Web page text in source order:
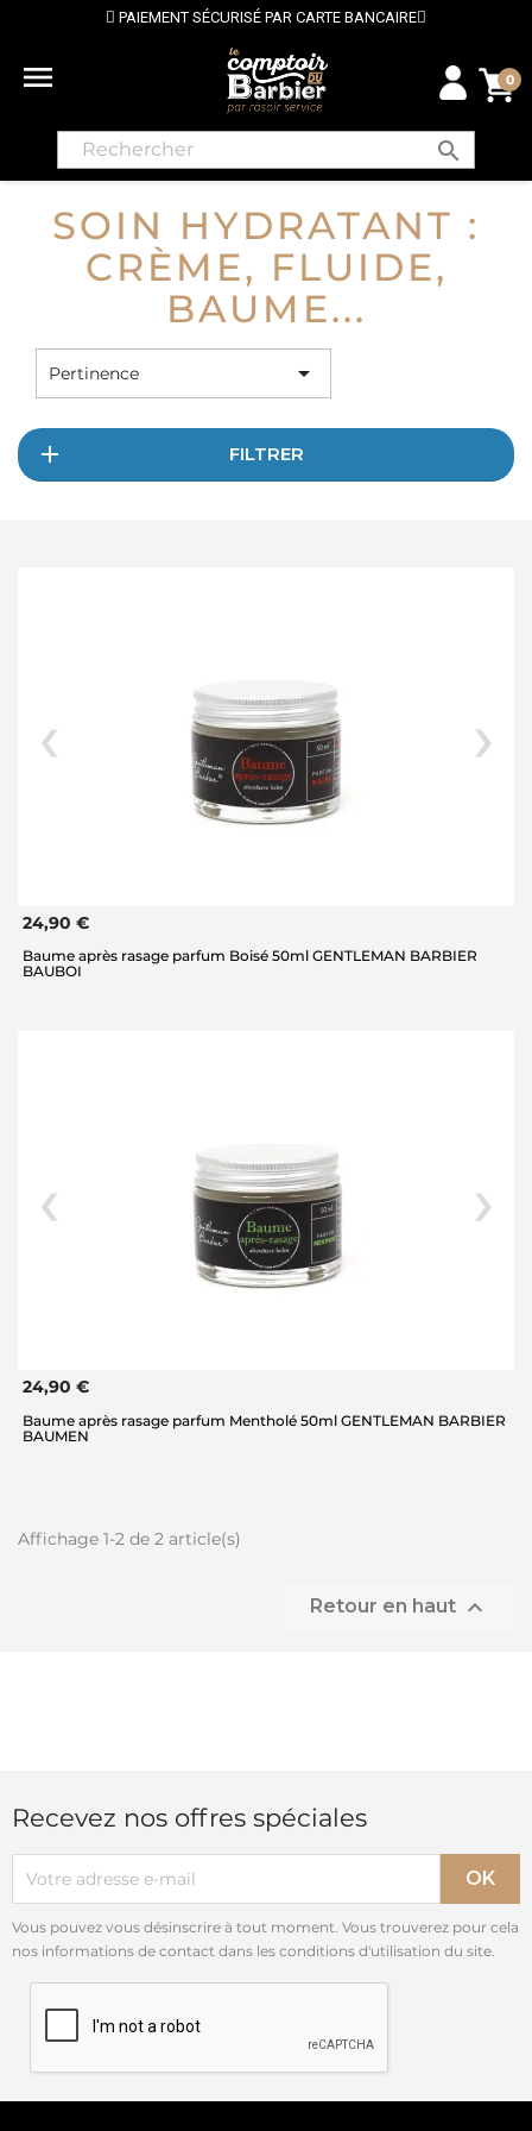
PAIEMENT SÉCURISÉ PAR CARTE BANCAIRE
 0
search
SOIN HYDRATANT :
CRÈME, FLUIDE,
BAUME...
Pertinence 
FILTRER
24,90 €
Baume après rasage parfum Boisé 50ml GENTLEMAN BARBIER
BAUBOI
24,90 €
Baume après rasage parfum Mentholé 50ml GENTLEMAN BARBIER
BAUMEN
Affichage 1-2 de 2 article(s)
Retour en haut 
Recevez nos offres spéciales
Vous pouvez vous désinscrire à tout moment. Vous trouverez pour cela
nos informations de contact dans les conditions d'utilisation du site.